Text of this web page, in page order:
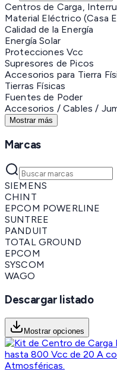
Centros de Carga,
Material Eléctrico (Casa
Calidad de la Energía
Energía Solar
Protecciones Vcc
Supresores de Picos
Accesorios para Tierra
Tierras Físicas
Fuentes de Poder
Accesorios / Cables /
Mostrar más
Marcas
SIEMENS
CHINT
EPCOM POWERLINE
SUNTREE
PANDUIT
TOTAL GROUND
EPCOM
SYSCOM
WAGO
Descargar listado
Mostrar opciones